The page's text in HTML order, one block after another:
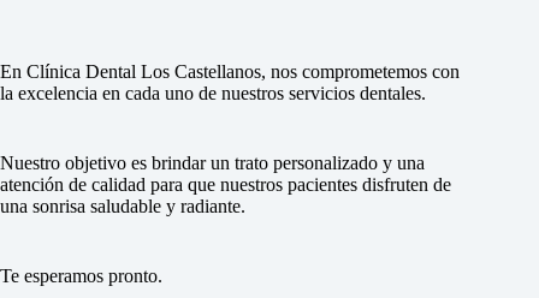
En Clínica Dental Los Castellanos, nos comprometemos con
la excelencia en cada uno de nuestros servicios dentales.
Nuestro objetivo es brindar un trato personalizado y una
atención de calidad para que nuestros pacientes disfruten de
una sonrisa saludable y radiante.
Te esperamos pronto.